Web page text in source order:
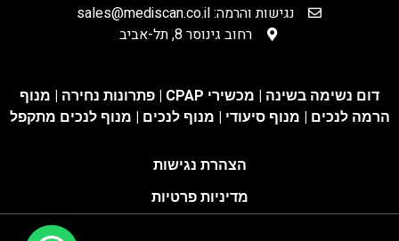
נגישות והרמה: sales@mediscan.co.il
רחוב גינוסר 8, תל-אביב
דום נשימה בשינה | מכשירי CPAP | פתרונות נחירה |
מנוף
הרמה לנכים | מנוף סיעודי | מנוף לנכים | מנוף לנכים מתקפל
הצהרת נגישות
מדיניות פרטיות